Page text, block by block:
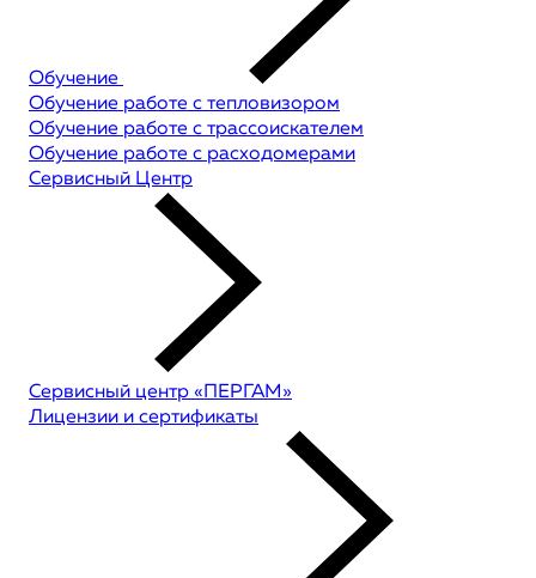
Обучение
Обучение работе с тепловизором
Обучение работе с трассоискателем
Обучение работе с расходомерами
Сервисный Центр
Сервисный центр «ПЕРГАМ»
Лицензии и сертификаты